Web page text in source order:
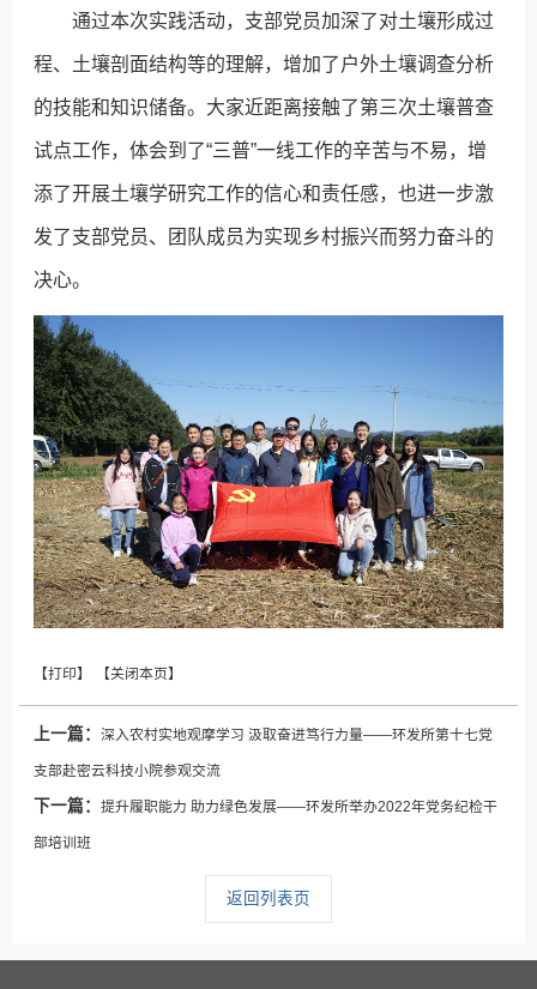
通过本次实践活动，支部党员加深了对土壤形成过
程、土壤剖面结构等的理解，增加了户外土壤调查分析
的技能和知识储备。大家近距离接触了第三次土壤普查
试点工作，体会到了“三普”一线工作的辛苦与不易，增
添了开展土壤学研究工作的信心和责任感，也进一步激
发了支部党员、团队成员为实现乡村振兴而努力奋斗的
决心。
上一篇：深入农村实地观摩学习 汲取奋进笃行力量——环发所第十七党
支部赴密云科技小院参观交流
下一篇：提升履职能力 助力绿色发展——环发所举办2022年党务纪检干
部培训班
返回列表页